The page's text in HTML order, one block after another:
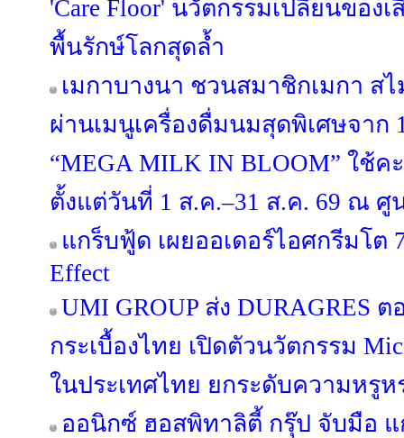
'Care Floor' นวัตกรรมเปลี่ยนของ
พื้นรักษ์โลกสุดล้ำ
เมกาบางนา ชวนสมาชิกเมกา ส
ผ่านเมนูเครื่องดื่มนมสุดพิเศษจาก
“MEGA MILK IN BLOOM” ใช้
ตั้งแต่วันที่ 1 ส.ค.–31 ส.ค. 69 ณ ศู
แกร็บฟู้ด เผยออเดอร์ไอศกรีมโต
Effect
UMI GROUP ส่ง DURAGRES
กระเบื้องไทย เปิดตัวนวัตกรรม
ในประเทศไทย ยกระดับความหรู
ออนิกซ์ ฮอสพิทาลิตี้ กรุ๊ป จับมือ แ